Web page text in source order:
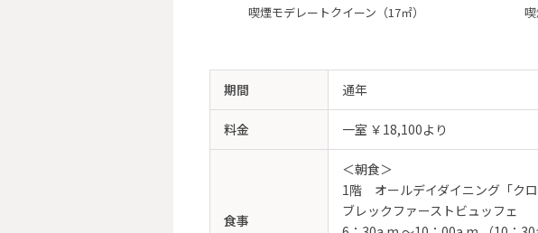
喫煙モデレートクイーン（17㎡）
期間 通年
料金 一室 ￥18,100より
食事
＜朝食＞
1階 オールデイダイニング「クロ
ブレックファーストビュッフェ